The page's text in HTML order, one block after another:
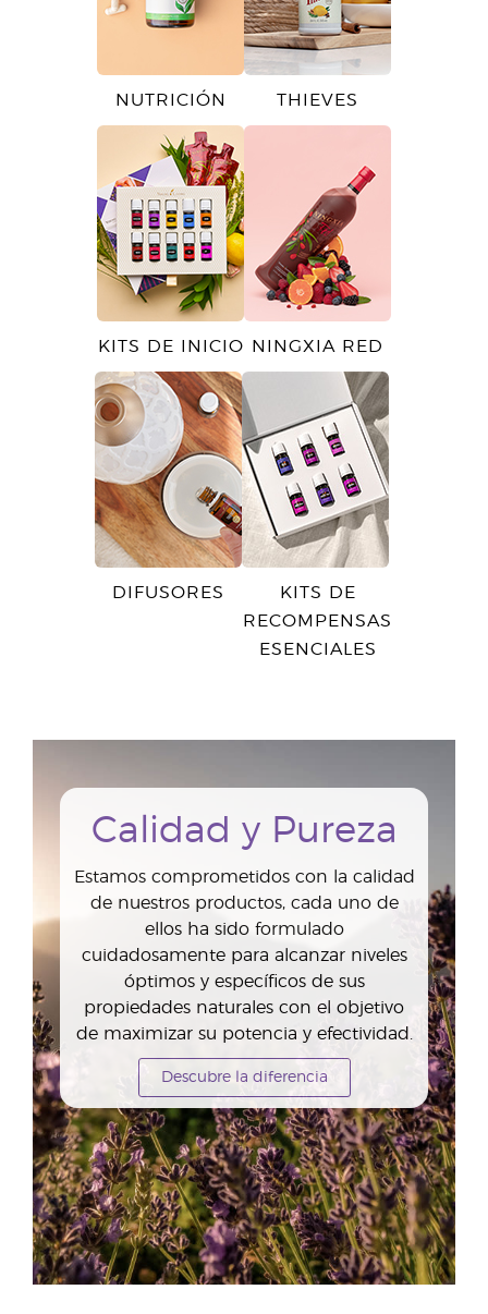
NUTRICIÓN THIEVES
KITS DE INICIO NINGXIA RED
DIFUSORES
KITS DE
RECOMPENSAS
ESENCIALES
Calidad y Pureza
Estamos comprometidos con la calidad
de nuestros productos, cada uno de
ellos ha sido formulado
cuidadosamente para alcanzar niveles
óptimos y específicos de sus
propiedades naturales con el objetivo
de maximizar su potencia y efectividad.
Descubre la diferencia